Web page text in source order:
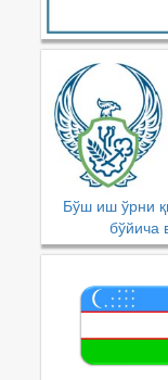
Бўш иш ўрни
бўйича